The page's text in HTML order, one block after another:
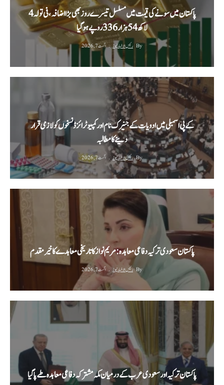
پاکستان میں سونے کی قیمت میں مسلسل تیسرے روز بھی بڑا اضافہ، فی تولہ 4
لاکھ 54 ہزار 336 روپے ہوگیا
By رئیس الاخبار نیوز اگست 7, 2026
کے پی اسمبلی میں ادویات کے جنیرک نام اور کمپیوٹرائزڈ نسخوں کو لازمی قرار
دینے کا مطالبہ
By رئیس الاخبار نیوز اگست 7, 2026
پاکستان سعودی ترکیہ دفاعی معاہدہ: مریم نواز کا تاریخی معاہدے کا خیرمقدم
By رئیس الاخبار نیوز اگست 7, 2026
پاکستان ترکیہ اور سعودی عرب کے درمیان مکہ مشترکہ دفاعی معاہدہ طے پا گیا